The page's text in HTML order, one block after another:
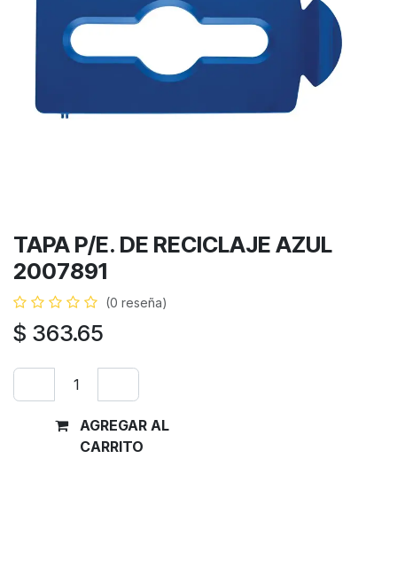
TAPA P/E. DE RECICLAJE AZUL
2007891
(0 reseña)
$ 363.65
AGREGAR AL
CARRITO